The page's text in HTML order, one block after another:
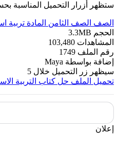
ستظهر أزرار التحميل المناسبة
الصف الصف الثامن المادة تربية
الحجم 3.3MB
المشاهدات 103,480
رقم الملف 1749
إضافة بواسطة Maya
سيظهر زر التحميل خلال 5
تحميل الملف حل كتاب التربية
إعلان